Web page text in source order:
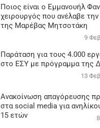
Ποιος είναι ο Εμμανουήλ
χειρουργός που ανέλαβε
της Μαρέβας Μητσοτάκη
9
Παράταση για τους 4.000
στο ΕΣΥ με πρόγραμμα της
13
Ανακοίνωση απαγόρευσης
στα social media για
15 ετών